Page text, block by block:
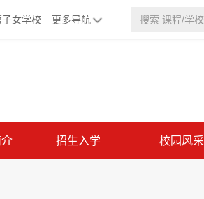
女学校 更多导航
招生入学 校园风采